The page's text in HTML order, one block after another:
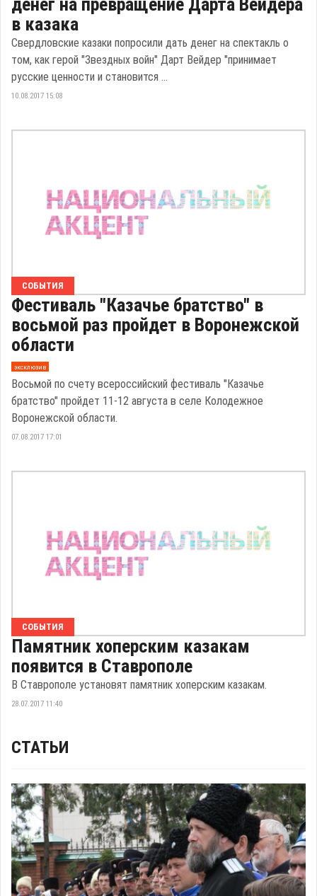
денег на превращение Дарта Вейдера
в казака
Свердловские казаки попросили дать денег на спектакль о
том, как герой "Звездных войн" Дарт Вейдер "принимает
русские ценности и становится ...
10.08.2017 15:08
СОБЫТИЯ
Фестиваль "Казачье братство" в
восьмой раз пройдет в Воронежской
области
эксклюзив
Восьмой по счету всероссийский фестиваль "Казачье
братство" пройдет 11-12 августа в селе Колодежное
Воронежской области.
07.08.2017 17:01
СОБЫТИЯ
Памятник хоперским казакам
появится в Ставрополе
В Ставрополе установят памятник хоперским казакам.
28.07.2017 11:40
СТАТЬИ